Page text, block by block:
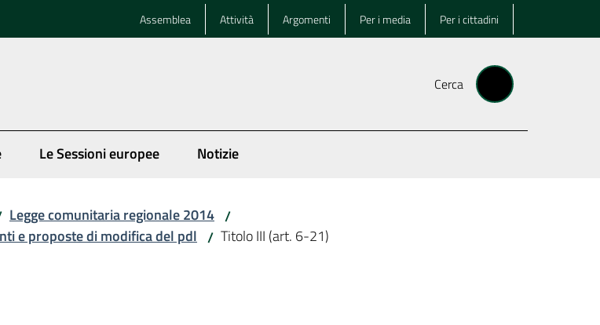
Assemblea Attività Argomenti Per i media Per i cittadini
Cerca
Le Sessioni europee Notizie
Legge comunitaria regionale 2014 /
e proposte di modifica del pdl / Titolo III (art. 6-21)